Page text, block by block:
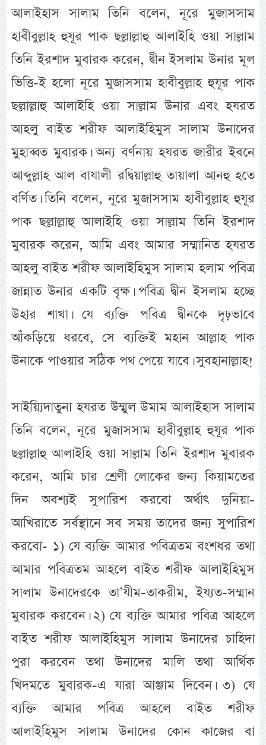
আলাইহাস সালাম তিনি বলেন, নূরে মুজাসসাম
হাবীবুল্লাহ হুযূর পাক ছল্লাল্লাহু আলাইহি ওয়া সাল্লাম
তিনি ইরশাদ মুবারক করেন, দ্বীন ইসলাম উনার মূল
ভিত্তি-ই হলো নূরে মুজাসসাম হাবীবুল্লাহ হুযূর পাক
ছল্লাল্লাহু আলাইহি ওয়া সাল্লাম উনার এবং হযরত
আহলু বাইত শরীফ আলাইহিমুস সালাম উনাদের
মুহাব্বত মুবারক। অন্য বর্ণনায় হযরত জারীর ইবনে
আব্দুল্লাহ আল বাযালী রদ্বিয়াল্লাহু তায়ালা আনহু হতে
বর্ণিত। তিনি বলেন, নূরে মুজাসসাম হাবীবুল্লাহ হুযূর
পাক ছল্লাল্লাহু আলাইহি ওয়া সাল্লাম তিনি ইরশাদ
মুবারক করেন, আমি এবং আমার সম্মানিত হযরত
আহলু বাইত শরীফ আলাইহিমুস সালাম হলাম পবিত্র
জান্নাত উনার একটি বৃক্ষ। পবিত্র দ্বীন ইসলাম হচ্ছে
উহার শাখা। যে ব্যক্তি পবিত্র দ্বীনকে দৃঢ়ভাবে
আঁকড়িয়ে ধরবে, সে ব্যক্তিই মহান আল্লাহ পাক
উনাকে পাওয়ার সঠিক পথ পেয়ে যাবে। সুবহানাল্লাহ!
সাইয়্যিদাতুনা হযরত উম্মুল উমাম আলাইহাস সালাম
তিনি বলেন, নূরে মুজাসসাম হাবীবুল্লাহ হুযূর পাক
ছল্লাল্লাহু আলাইহি ওয়া সাল্লাম তিনি ইরশাদ মুবারক
করেন, আমি চার শ্রেণী লোকের জন্য কিয়ামতের
দিন অবশ্যই সুপারিশ করবো অর্থাৎ দুনিয়া-
আখিরাতে সর্বস্থানে সব সময় তাদের জন্য সুপারিশ
করবো- ১) যে ব্যক্তি আমার পবিত্রতম বংশধর তথা
আমার পবিত্রতম আহলে বাইত শরীফ আলাইহিমুস
সালাম উনাদেরকে তা’যীম-তাকরীম, ইয্যত-সম্মান
মুবারক করবেন। ২) যে ব্যক্তি আমার পবিত্র আহলে
বাইত শরীফ আলাইহিমুস সালাম উনাদের চাহিদা
পুরা করবেন তথা উনাদের মালি তথা আর্থিক
খিদমতে মুবারক-এ যারা আঞ্জাম দিবেন। ৩) যে
ব্যক্তি আমার পবিত্র আহলে বাইত শরীফ
আলাইহিমুস সালাম উনাদের কোন কাজের বা